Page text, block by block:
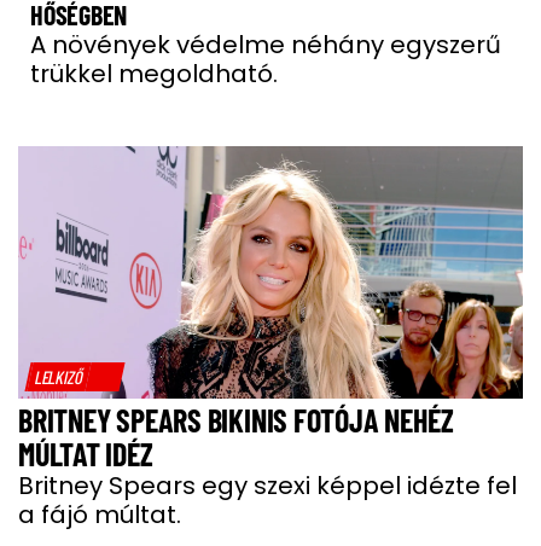
HŐSÉGBEN
A növények védelme néhány egyszerű
trükkel megoldható.
LELKIZŐ
BRITNEY SPEARS BIKINIS FOTÓJA NEHÉZ
MÚLTAT IDÉZ
Britney Spears egy szexi képpel idézte fel
a fájó múltat.